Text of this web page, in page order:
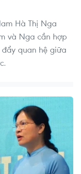
Hà Thị Nga
và Nga cần hợp
quan hệ giữa